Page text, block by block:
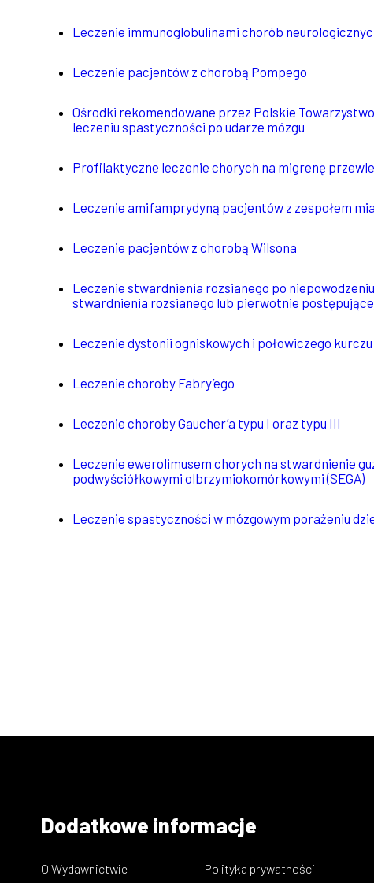
Leczenie immunoglobulinami chorób
Leczenie pacjentów z chorobą Pompego
Ośrodki rekomendowane przez Polskie
leczeniu spastyczności po udarze mózgu
Profilaktyczne leczenie chorych na migrenę
Leczenie amifamprydyną pacjentów z zespołem
Leczenie pacjentów z chorobą Wilsona
Leczenie stwardnienia rozsianego po
stwardnienia rozsianego lub pierwotnie
Leczenie dystonii ogniskowych i połowiczego
Leczenie choroby Fabry’ego
Leczenie choroby Gaucher’a typu I oraz typu III
Leczenie ewerolimusem chorych na stwardnienie
podwyściółkowymi olbrzymiokomórkowymi (SEGA)
Leczenie spastyczności w mózgowym porażeniu
Dodatkowe informacje
O Wydawnictwie Polityka prywatności